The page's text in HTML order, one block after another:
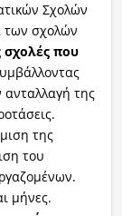
Σχολών
των σχολών
σχολές που
της
της
του
μήνες.